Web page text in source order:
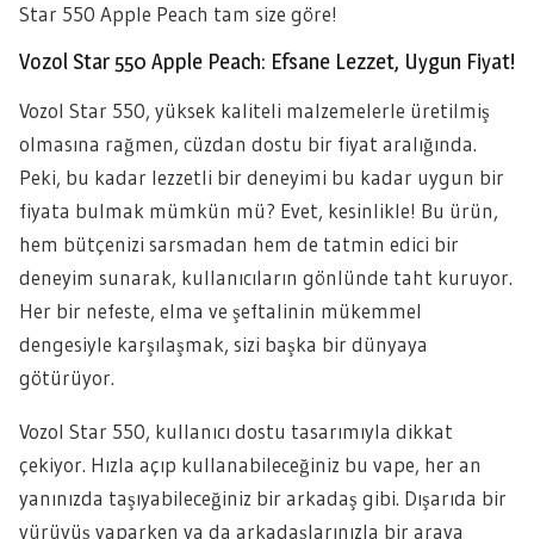
Star 550 Apple Peach tam size göre!
Vozol Star 550 Apple Peach: Efsane Lezzet, Uygun Fiyat!
Vozol Star 550, yüksek kaliteli malzemelerle üretilmiş
olmasına rağmen, cüzdan dostu bir fiyat aralığında.
Peki, bu kadar lezzetli bir deneyimi bu kadar uygun bir
fiyata bulmak mümkün mü? Evet, kesinlikle! Bu ürün,
hem bütçenizi sarsmadan hem de tatmin edici bir
deneyim sunarak, kullanıcıların gönlünde taht kuruyor.
Her bir nefeste, elma ve şeftalinin mükemmel
dengesiyle karşılaşmak, sizi başka bir dünyaya
götürüyor.
Vozol Star 550, kullanıcı dostu tasarımıyla dikkat
çekiyor. Hızla açıp kullanabileceğiniz bu vape, her an
yanınızda taşıyabileceğiniz bir arkadaş gibi. Dışarıda bir
yürüyüş yaparken ya da arkadaşlarınızla bir araya